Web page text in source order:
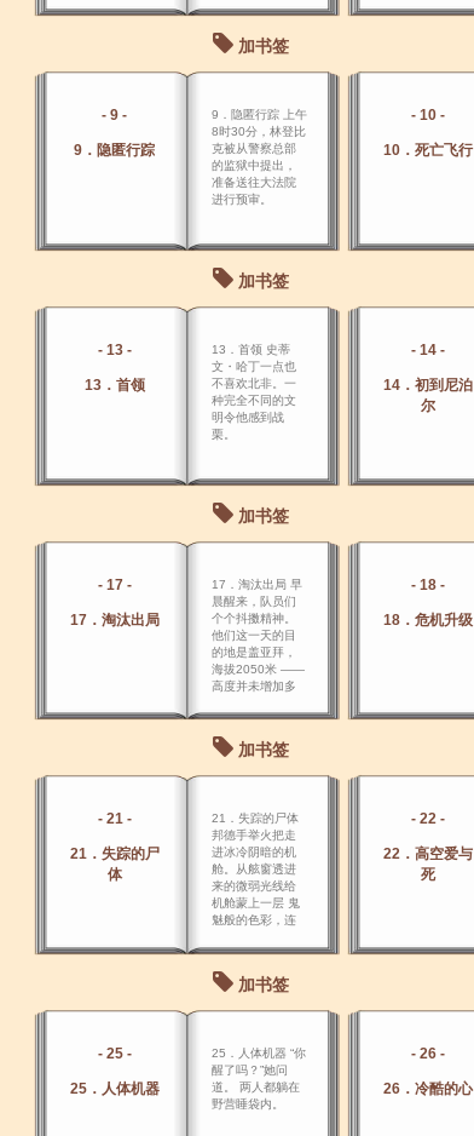
加书签
- 9 -
9．隐匿行踪
9．隐匿行踪 上午
8时30分，林登比
克被从警察总部
的监狱中提出，
准备送往大法院
进行预审。
加书签
- 10 -
10．死亡飞行
- 13 -
13．首领
13．首领 史蒂
文・哈丁一点也
不喜欢北非。一
种完全不同的文
明令他感到战
栗。
加书签
- 14 -
14．初到尼泊
尔
- 17 -
17．淘汰出局
17．淘汰出局 早
晨醒来，队员们
个个抖擞精神。
他们这一天的目
的地是盖亚拜，
海拔2050米 ――
高度并未增加多
小时。
加书签
- 18 -
18．危机升级
- 21 -
21．失踪的尸
体
21．失踪的尸体
邦德手举火把走
进冰冷阴暗的机
舱。从舷窗透进
来的微弱光线给
机舱蒙上一层 鬼
魅般的色彩，连
丝恐惧。
加书签
- 22 -
22．高空爱与
死
- 25 -
25．人体机器
25．人体机器 “你
醒了吗？”她问
道。 两人都躺在
野营睡袋内。
- 26 -
26．冷酷的心